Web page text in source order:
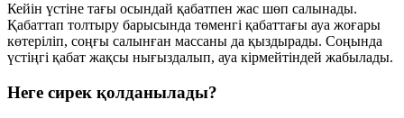
Кейін үстіне тағы осындай қабатпен жас шөп салынады.
Қабаттап толтыру барысында төменгі қабаттағы ауа жоғары
көтеріліп, соңғы салынған массаны да қыздырады. Соңында
үстіңгі қабат жақсы нығыздалып, ауа кірмейтіндей жабылады.
Неге сирек қолданылады?